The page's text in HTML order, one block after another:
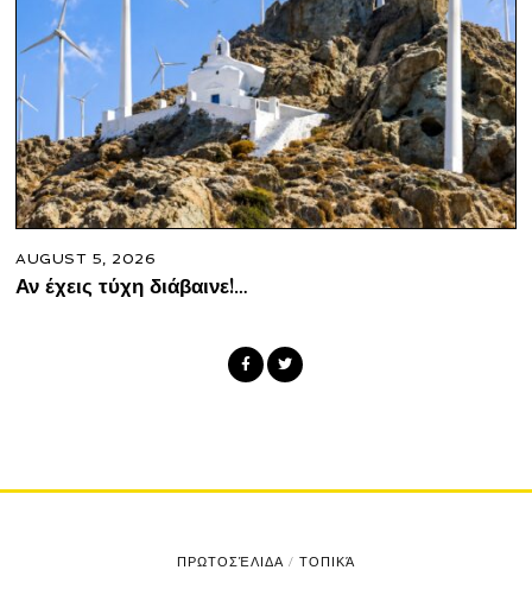
AUGUST 5, 2026
Αν έχεις τύχη διάβαινε!…
ΠΡΩΤΟΣΈΛΙΔΑ / ΤΟΠΙΚΆ